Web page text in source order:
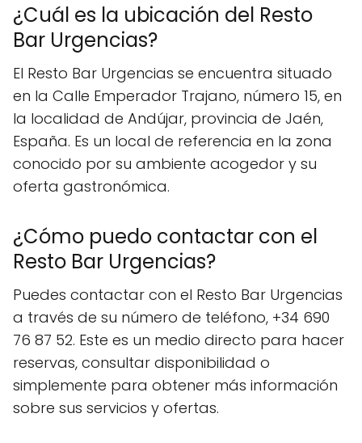
¿Cuál es la ubicación del Resto
Bar Urgencias?
El Resto Bar Urgencias se encuentra situado
en la Calle Emperador Trajano, número 15, en
la localidad de Andújar, provincia de Jaén,
España. Es un local de referencia en la zona
conocido por su ambiente acogedor y su
oferta gastronómica.
¿Cómo puedo contactar con el
Resto Bar Urgencias?
Puedes contactar con el Resto Bar Urgencias
a través de su número de teléfono, +34 690
76 87 52. Este es un medio directo para hacer
reservas, consultar disponibilidad o
simplemente para obtener más información
sobre sus servicios y ofertas.